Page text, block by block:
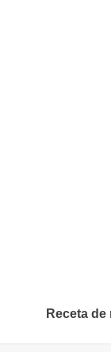
Receta